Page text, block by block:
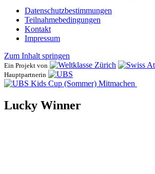
Datenschutzbestimmungen
Teilnahmebedingungen
Kontakt
Impressum
Zum Inhalt springen
Ein Projekt von
Hauptpartnerin
Mitmachen
Lucky Winner